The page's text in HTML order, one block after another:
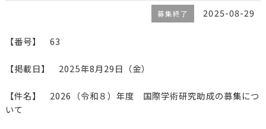
募集終了 2025-08-29
【番号】 63
【掲載日】 2025年8月29日（金）
【件名】 2026（令和８）年度 国際学術研究助成の募集につ
いて